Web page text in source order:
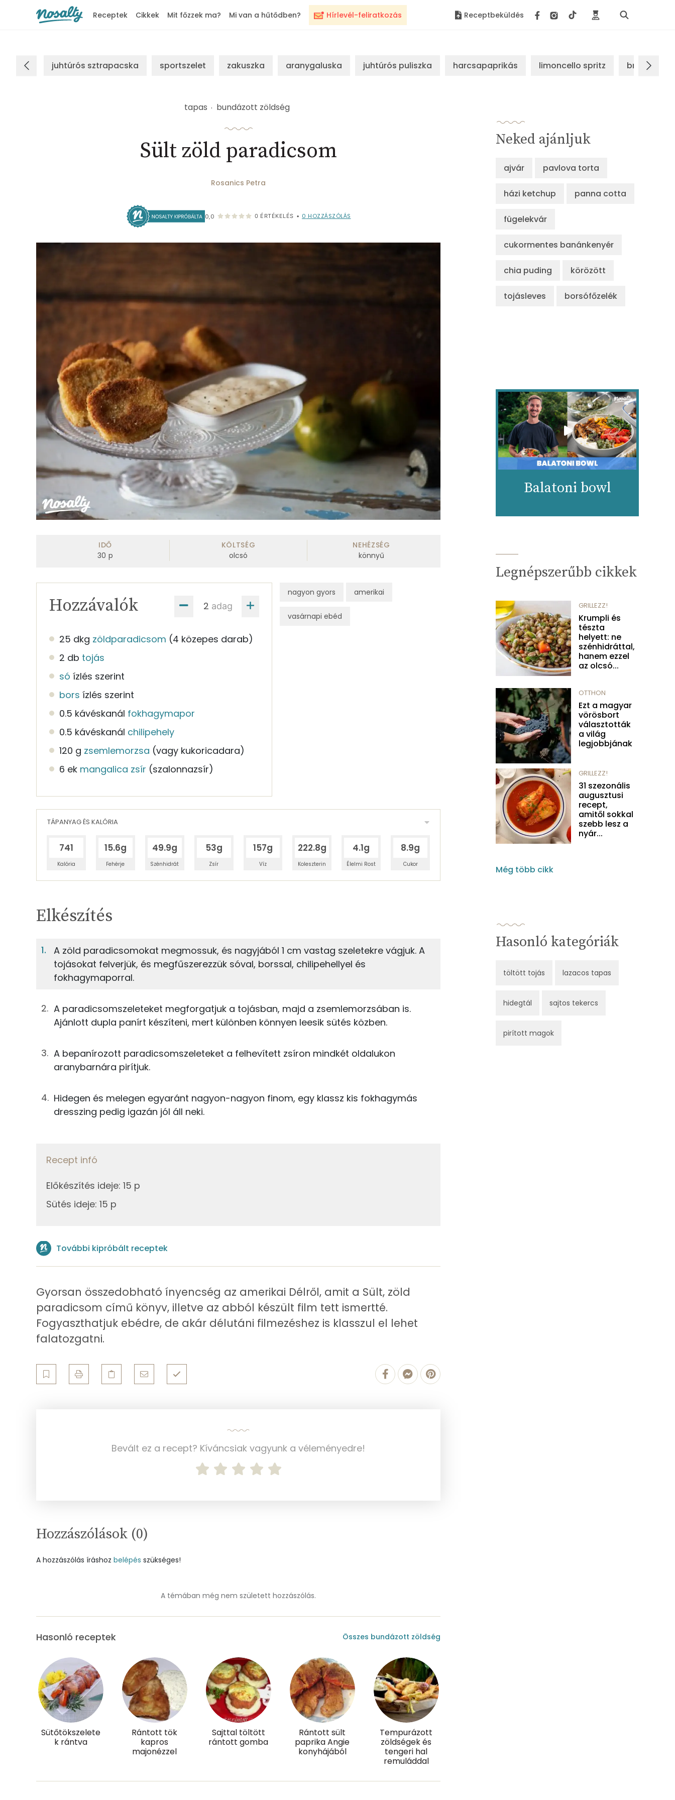
Hírlevél-feliratkozás
Receptek Cikkek Mit főzzek ma? Mi van a hűtődben? Receptbeküldés
juhtúrós sztrapacska sportszelet zakuszka aranygaluska juhtúrós puliszka harcsapaprikás limoncello spritz brassói
tapas bundázott zöldség
Sült zöld paradicsom
Rosanics Petra
0,0 0 ÉRTÉKELÉS • 0 HOZZÁSZÓLÁS
IDŐ
30 p
KÖLTSÉG
olcsó
NEHÉZSÉG
könnyű
adag
Hozzávalók
25 dkg zöldparadicsom (4 közepes darab)
2 db tojás
só ízlés szerint
bors ízlés szerint
0.5 kávéskanál fokhagymapor
0.5 kávéskanál chilipehely
120 g zsemlemorzsa (vagy kukoricadara)
6 ek mangalica zsír (szalonnazsír)
nagyon gyors amerikai
vasárnapi ebéd
TÁPANYAG ÉS KALÓRIA
741
Kalória
15.6g
Fehérje
49.9g
Szénhidrát
53g
Zsír
157g
Víz
222.8g
Koleszterin
4.1g
Élelmi Rost
8.9g
Cukor
125gzöldparadicsom
0g só
0 kcal
fokhagymapor
60g zsemlemorzsa
237 kcal
Összesen
TÁPANYAGTARTALOM
6%
18%
19%
57%
TOP ásványi anyagok
Nátrium
Foszfor
Kálcium
Magnézium
Szelén
TOP vitaminok
Kolin:
C vitamin:
E vitamin:
Fehérje
Összesen
Egyszeresen telítetlen zsírsav:
23 g
Többszörösen telítetlen zsírsav
Koleszterin
Ásványi anyagok
Összesen
988.8 g
Foszfor
Cukor
9 mg
Élelmi rost
4 mg
Víz
Összesen 157 g
Vitaminok
Elkészítés
A zöld paradicsomokat megmossuk, és nagyjából 1 cm vastag szeletekre vágjuk. A
tojásokat felverjük, és megfűszerezzük sóval, borssal, chilipehellyel és
fokhagymaporral.
A paradicsomszeleteket megforgatjuk a tojásban, majd a zsemlemorzsában is.
Ajánlott dupla panírt készíteni, mert különben könnyen leesik sütés közben.
A bepanírozott paradicsomszeleteket a felhevített zsíron mindkét oldalukon
aranybarnára pirítjuk.
Hidegen és melegen egyaránt nagyon-nagyon finom, egy klassz kis fokhagymás
dresszing pedig igazán jól áll neki.
Recept infó
Előkészítés ideje: 15 p
Sütés ideje: 15 p
További kipróbált receptek
Gyorsan összedobható ínyencség az amerikai Délről, amit a Sült, zöld
paradicsom című könyv, illetve az abból készült film tett ismertté.
Fogyaszthatjuk ebédre, de akár délutáni filmezéshez is klasszul el lehet
falatozgatni.
Bevált ez a recept? Kíváncsiak vagyunk a véleményedre!
Hozzászólások (0)
A hozzászólás íráshoz belépés szükséges!
A témában még nem született hozzászólás.
Hasonló receptek Összes bundázott zöldség
Sütőtökszelete
k rántva
Rántott tök
kapros
majonézzel
Sajttal töltött
rántott gomba
Rántott sült
paprika Angie
konyhájából
Tempurázott
zöldségek és
tengeri hal
remuláddal
Neked ajánljuk
ajvár pavlova torta
házi ketchup panna cotta
fügelekvár
cukormentes banánkenyér
chia puding körözött
tojásleves borsófőzelék
Balatoni bowl
Legnépszerűbb cikkek
GRILLEZZ!
Krumpli és
tészta
helyett: ne
szénhidráttal,
hanem ezzel
az olcsó...
OTTHON
Ezt a magyar
vörösbort
választották
a világ
legjobbjának
GRILLEZZ!
31 szezonális
augusztusi
recept,
amitől sokkal
szebb lesz a
nyár...
Még több cikk
Hasonló kategóriák
töltött tojás lazacos tapas
hidegtál sajtos tekercs
pirított magok